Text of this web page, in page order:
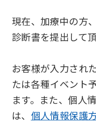
現在、加療中の方
診断書を提出して
お客様が入力され
たは各種イベント
ます。また、個人
は、 個人情報保護